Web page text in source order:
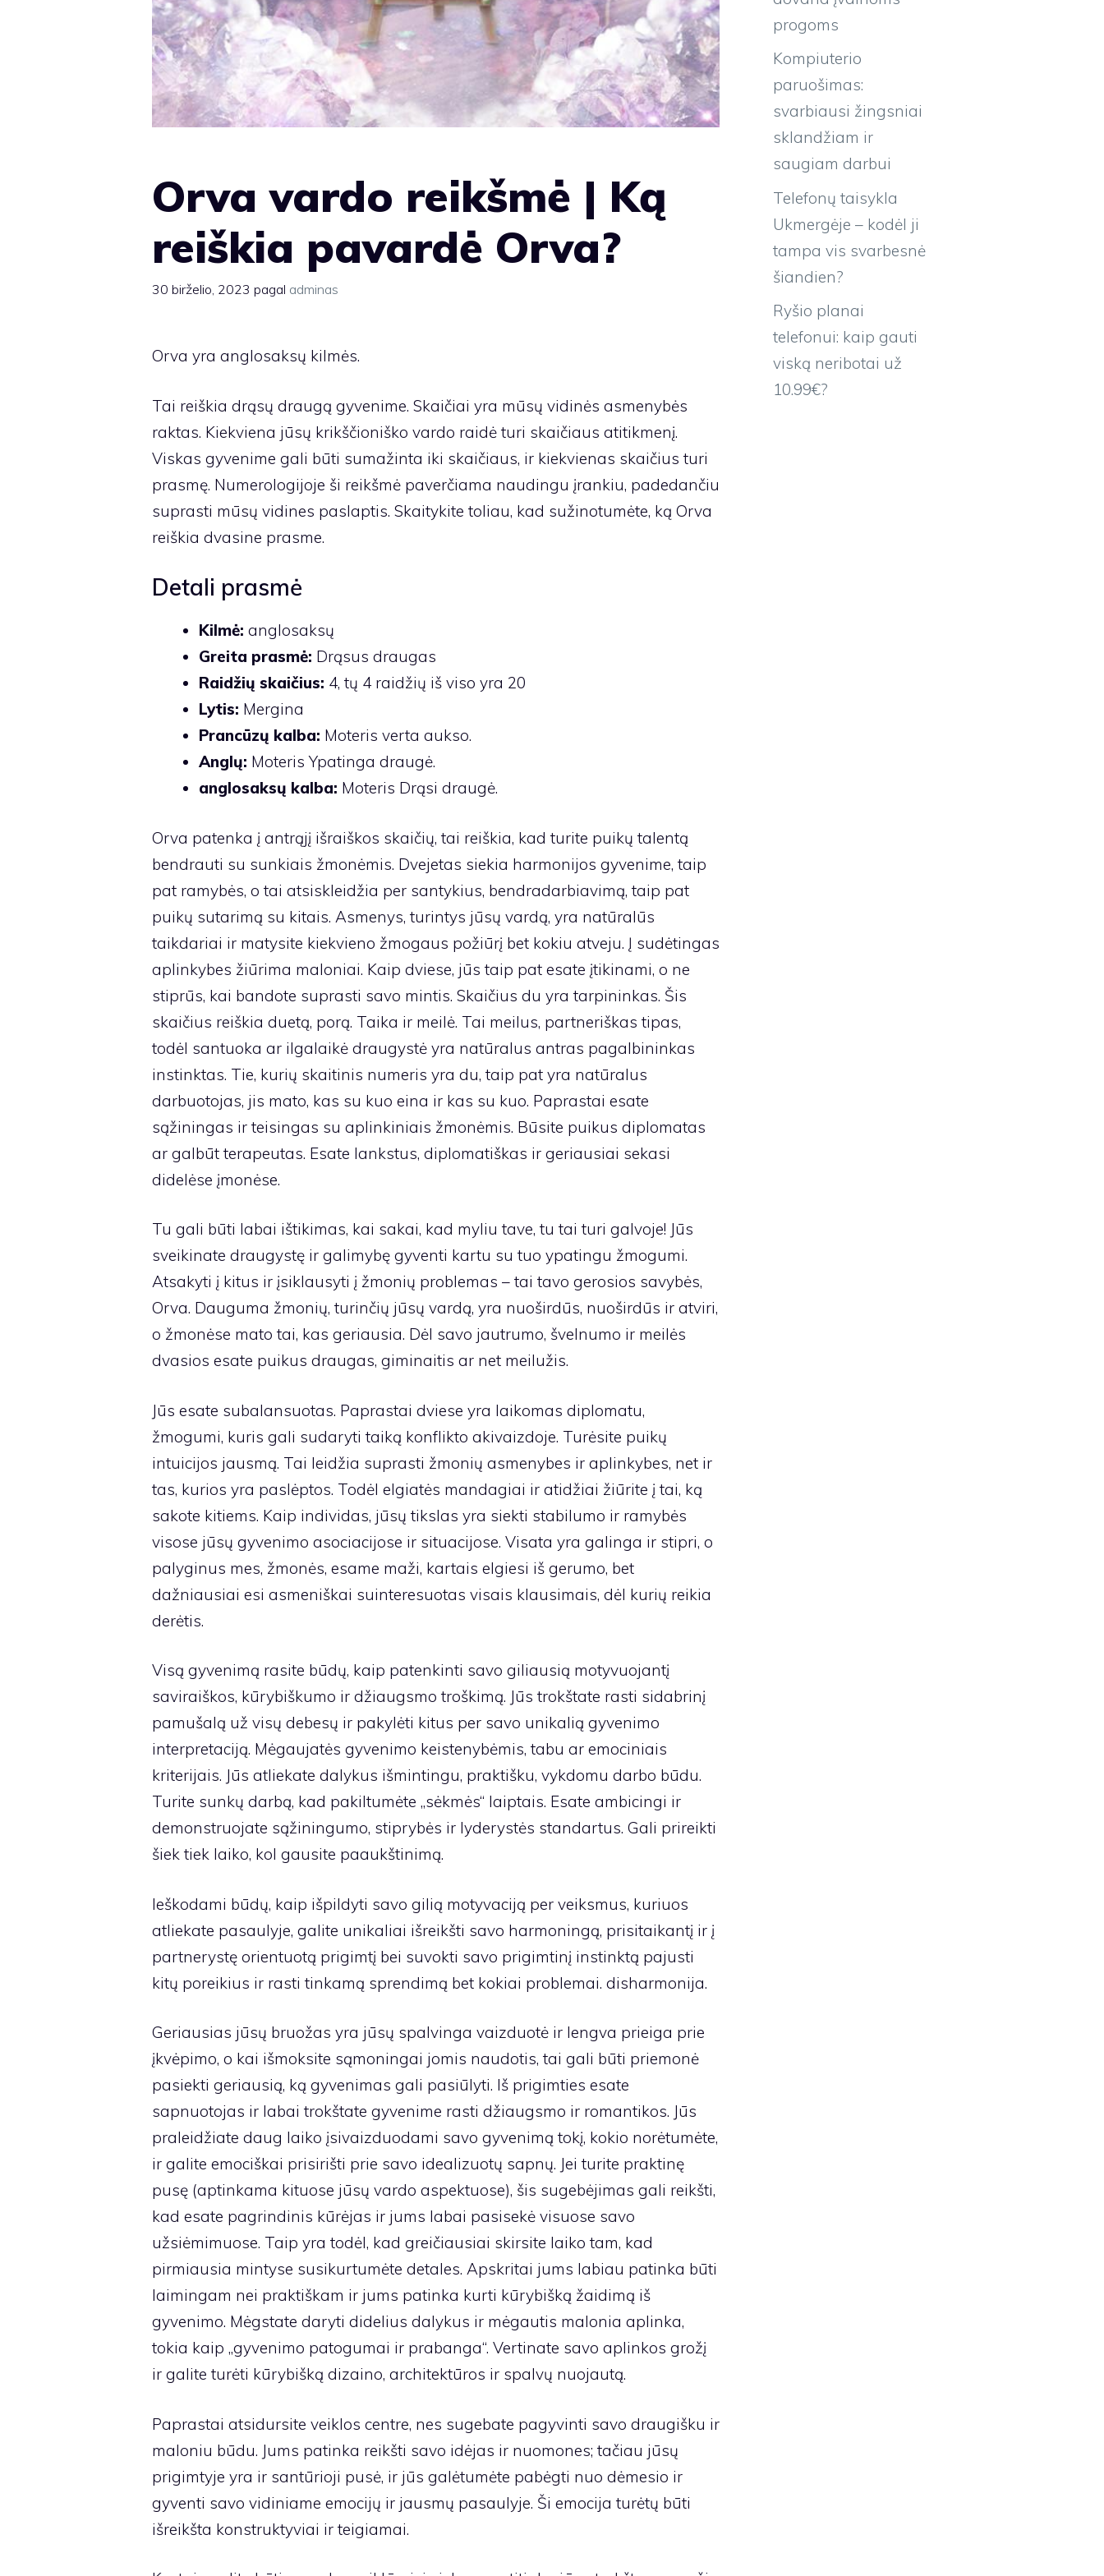
Orva vardo reikšmė | Ką
reiškia pavardė Orva?
30 birželio, 2023 pagal adminas
Orva yra anglosaksų kilmės.
Tai reiškia drąsų draugą gyvenime. Skaičiai yra mūsų vidinės asmenybės
raktas. Kiekviena jūsų krikščioniško vardo raidė turi skaičiaus atitikmenį.
Viskas gyvenime gali būti sumažinta iki skaičiaus, ir kiekvienas skaičius turi
prasmę. Numerologijoje ši reikšmė paverčiama naudingu įrankiu, padedančiu
suprasti mūsų vidines paslaptis. Skaitykite toliau, kad sužinotumėte, ką Orva
reiškia dvasine prasme.
Detali prasmė
Kilmė: anglosaksų
Greita prasmė: Drąsus draugas
Raidžių skaičius: 4, tų 4 raidžių iš viso yra 20
Lytis: Mergina
Prancūzų kalba: Moteris verta aukso.
Anglų: Moteris Ypatinga draugė.
anglosaksų kalba: Moteris Drąsi draugė.
Orva patenka į antrąjį išraiškos skaičių, tai reiškia, kad turite puikų talentą
bendrauti su sunkiais žmonėmis. Dvejetas siekia harmonijos gyvenime, taip
pat ramybės, o tai atsiskleidžia per santykius, bendradarbiavimą, taip pat
puikų sutarimą su kitais. Asmenys, turintys jūsų vardą, yra natūralūs
taikdariai ir matysite kiekvieno žmogaus požiūrį bet kokiu atveju. Į sudėtingas
aplinkybes žiūrima maloniai. Kaip dviese, jūs taip pat esate įtikinami, o ne
stiprūs, kai bandote suprasti savo mintis. Skaičius du yra tarpininkas. Šis
skaičius reiškia duetą, porą. Taika ir meilė. Tai meilus, partneriškas tipas,
todėl santuoka ar ilgalaikė draugystė yra natūralus antras pagalbininkas
instinktas. Tie, kurių skaitinis numeris yra du, taip pat yra natūralus
darbuotojas, jis mato, kas su kuo eina ir kas su kuo. Paprastai esate
sąžiningas ir teisingas su aplinkiniais žmonėmis. Būsite puikus diplomatas
ar galbūt terapeutas. Esate lankstus, diplomatiškas ir geriausiai sekasi
didelėse įmonėse.
Tu gali būti labai ištikimas, kai sakai, kad myliu tave, tu tai turi galvoje! Jūs
sveikinate draugystę ir galimybę gyventi kartu su tuo ypatingu žmogumi.
Atsakyti į kitus ir įsiklausyti į žmonių problemas – tai tavo gerosios savybės,
Orva. Dauguma žmonių, turinčių jūsų vardą, yra nuoširdūs, nuoširdūs ir atviri,
o žmonėse mato tai, kas geriausia. Dėl savo jautrumo, švelnumo ir meilės
dvasios esate puikus draugas, giminaitis ar net meilužis.
Jūs esate subalansuotas. Paprastai dviese yra laikomas diplomatu,
žmogumi, kuris gali sudaryti taiką konflikto akivaizdoje. Turėsite puikų
intuicijos jausmą. Tai leidžia suprasti žmonių asmenybes ir aplinkybes, net ir
tas, kurios yra paslėptos. Todėl elgiatės mandagiai ir atidžiai žiūrite į tai, ką
sakote kitiems. Kaip individas, jūsų tikslas yra siekti stabilumo ir ramybės
visose jūsų gyvenimo asociacijose ir situacijose. Visata yra galinga ir stipri, o
palyginus mes, žmonės, esame maži, kartais elgiesi iš gerumo, bet
dažniausiai esi asmeniškai suinteresuotas visais klausimais, dėl kurių reikia
derėtis.
Visą gyvenimą rasite būdų, kaip patenkinti savo giliausią motyvuojantį
saviraiškos, kūrybiškumo ir džiaugsmo troškimą. Jūs trokštate rasti sidabrinį
pamušalą už visų debesų ir pakylėti kitus per savo unikalią gyvenimo
interpretaciją. Mėgaujatės gyvenimo keistenybėmis, tabu ar emociniais
kriterijais. Jūs atliekate dalykus išmintingu, praktišku, vykdomu darbo būdu.
Turite sunkų darbą, kad pakiltumėte „sėkmės“ laiptais. Esate ambicingi ir
demonstruojate sąžiningumo, stiprybės ir lyderystės standartus. Gali prireikti
šiek tiek laiko, kol gausite paaukštinimą.
Ieškodami būdų, kaip išpildyti savo gilią motyvaciją per veiksmus, kuriuos
atliekate pasaulyje, galite unikaliai išreikšti savo harmoningą, prisitaikantį ir į
partnerystę orientuotą prigimtį bei suvokti savo prigimtinį instinktą pajusti
kitų poreikius ir rasti tinkamą sprendimą bet kokiai problemai. disharmonija.
Geriausias jūsų bruožas yra jūsų spalvinga vaizduotė ir lengva prieiga prie
įkvėpimo, o kai išmoksite sąmoningai jomis naudotis, tai gali būti priemonė
pasiekti geriausią, ką gyvenimas gali pasiūlyti. Iš prigimties esate
sapnuotojas ir labai trokštate gyvenime rasti džiaugsmo ir romantikos. Jūs
praleidžiate daug laiko įsivaizduodami savo gyvenimą tokį, kokio norėtumėte,
ir galite emociškai prisirišti prie savo idealizuotų sapnų. Jei turite praktinę
pusę (aptinkama kituose jūsų vardo aspektuose), šis sugebėjimas gali reikšti,
kad esate pagrindinis kūrėjas ir jums labai pasisekė visuose savo
užsiėmimuose. Taip yra todėl, kad greičiausiai skirsite laiko tam, kad
pirmiausia mintyse susikurtumėte detales. Apskritai jums labiau patinka būti
laimingam nei praktiškam ir jums patinka kurti kūrybišką žaidimą iš
gyvenimo. Mėgstate daryti didelius dalykus ir mėgautis malonia aplinka,
tokia kaip „gyvenimo patogumai ir prabanga“. Vertinate savo aplinkos grožį
ir galite turėti kūrybišką dizaino, architektūros ir spalvų nuojautą.
Paprastai atsidursite veiklos centre, nes sugebate pagyvinti savo draugišku ir
maloniu būdu. Jums patinka reikšti savo idėjas ir nuomones; tačiau jūsų
prigimtyje yra ir santūrioji pusė, ir jūs galėtumėte pabėgti nuo dėmesio ir
gyventi savo vidiniame emocijų ir jausmų pasaulyje. Ši emocija turėtų būti
išreikšta konstruktyviai ir teigiamai.
progoms
Kompiuterio
paruošimas:
svarbiausi žingsniai
sklandžiam ir
saugiam darbui
Telefonų taisykla
Ukmergėje – kodėl ji
tampa vis svarbesnė
šiandien?
Ryšio planai
telefonui: kaip gauti
viską neribotai už
10.99€?